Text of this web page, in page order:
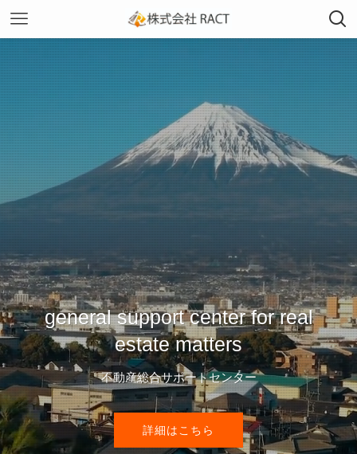
general support center for real
estate matters
不動産総合サポートセンター
詳細はこちら